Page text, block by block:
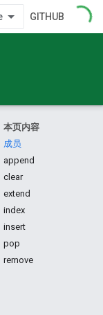
GITHUB
本页内容
成员
append
clear
extend
index
insert
pop
remove